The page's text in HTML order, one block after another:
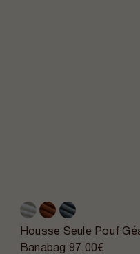
Housse Seule Pouf
Banabag 97,00€